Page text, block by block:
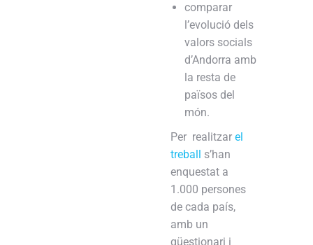
comparar
l’evolució dels
valors socials
d’Andorra amb
la resta de
països del
món.
Per realitzar el
treball s’han
enquestat a
1.000 persones
de cada país,
amb un
qüestionari i